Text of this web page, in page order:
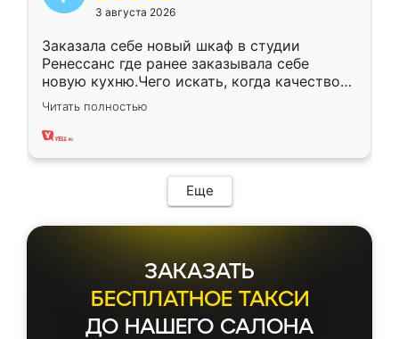
3 августа 2026
Заказала себе новый шкаф в студии
Ренессанс где ранее заказывала себе
новую кухню.Чего искать, когда качеством
вполне довольна. Служит кухня уже почти
два года, нареканий нет.
Читать полностью
Еще
ЗАКАЗАТЬ
БЕСПЛАТНОЕ ТАКСИ
ДО НАШЕГО САЛОНА